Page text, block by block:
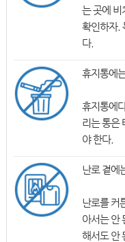
는 곳에 비
확인하자.
다.
휴지통에
휴지통에
리는 통은
야 한다.
난로 곁에
난로를 커
아서는 안
해서도 안